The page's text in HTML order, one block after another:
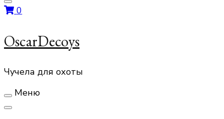
0
OscarDecoys
Чучела для охоты
Меню